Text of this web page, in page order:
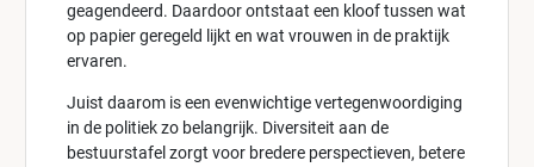
geagendeerd. Daardoor ontstaat een kloof tussen wat
op papier geregeld lijkt en wat vrouwen in de praktijk
ervaren.
Juist daarom is een evenwichtige vertegenwoordiging
in de politiek zo belangrijk. Diversiteit aan de
bestuurstafel zorgt voor bredere perspectieven, betere